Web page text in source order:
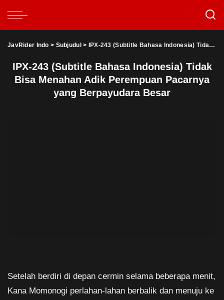
JavRider Indo > Subjudul > IPX-243 (Subtitle Bahasa Indonesia) Tidak Bisa Menahan Adik Perempuan Pacarnya yang Berpayudara Besar
IPX-243 (Subtitle Bahasa Indonesia) Tidak
Bisa Menahan Adik Perempuan Pacarnya
yang Berpayudara Besar
Setelah berdiri di depan cermin selama beberapa menit,
Kana Momonogi perlahan-lahan berbalik dan menuju ke